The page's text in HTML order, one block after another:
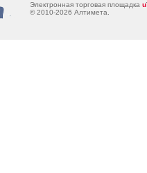
Электронная торговая площадка u
© 2010-2026 Алтимета